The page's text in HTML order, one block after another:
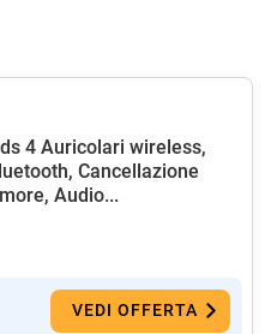
4 Auricolari wireless,
Cancellazione
Audio...
VEDI OFFERTA